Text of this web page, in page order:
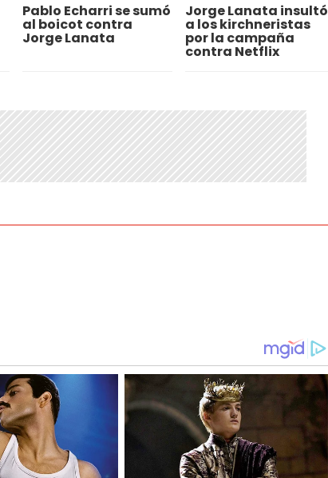
Pablo Echarri se sumó
al boicot contra
Jorge Lanata
Jorge Lanata insultó
a los kirchneristas
por la campaña
contra Netflix